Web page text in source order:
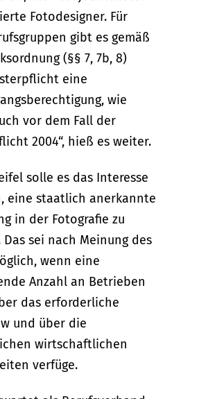
Fotodesigner. Für
gibt es gemäß
(§§ 7, 7b, 8)
eine
wie
vor dem Fall der
2004“, hieß es weiter.
solle es das Interesse
eine staatlich anerkannte
in der Fotografie zu
sei nach Meinung des
wenn eine
Anzahl an Betrieben
das erforderliche
und über die
wirtschaftlichen
verfüge.